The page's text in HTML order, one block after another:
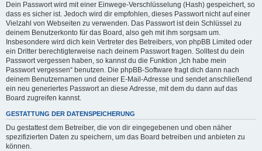
Dein Passwort wird mit einer Einwege-Verschlüsselung (Hash) gespeichert, so
dass es sicher ist. Jedoch wird dir empfohlen, dieses Passwort nicht auf einer
Vielzahl von Webseiten zu verwenden. Das Passwort ist dein Schlüssel zu
deinem Benutzerkonto für das Board, also geh mit ihm sorgsam um.
Insbesondere wird dich kein Vertreter des Betreibers, von phpBB Limited oder
ein Dritter berechtigterweise nach deinem Passwort fragen. Solltest du dein
Passwort vergessen haben, so kannst du die Funktion „Ich habe mein
Passwort vergessen“ benutzen. Die phpBB-Software fragt dich dann nach
deinem Benutzernamen und deiner E-Mail-Adresse und sendet anschließend
ein neu generiertes Passwort an diese Adresse, mit dem du dann auf das
Board zugreifen kannst.
GESTATTUNG DER DATENSPEICHERUNG
Du gestattest dem Betreiber, die von dir eingegebenen und oben näher
spezifizierten Daten zu speichern, um das Board betreiben und anbieten zu
können.